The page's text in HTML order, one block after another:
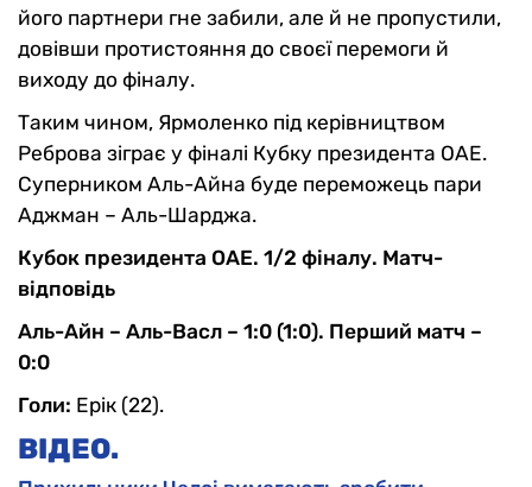
його партнери гне забили, але й не пропустили,
довівши протистояння до своєї перемоги й
виходу до фіналу.
Таким чином, Ярмоленко під керівництвом
Реброва зіграє у фіналі Кубку президента ОАЕ.
Суперником Аль-Айна буде переможець пари
Аджман – Аль-Шарджа.
Кубок президента ОАЕ. 1/2 фіналу. Матч-
відповідь
Аль-Айн – Аль-Васл – 1:0 (1:0). Перший матч –
0:0
Голи: Ерік (22).
ВІДЕО.